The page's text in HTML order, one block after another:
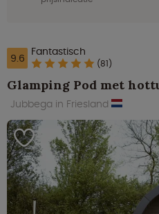
9.6 Fantastisch
(81)
Glamping Pod met
Jubbega in Friesland